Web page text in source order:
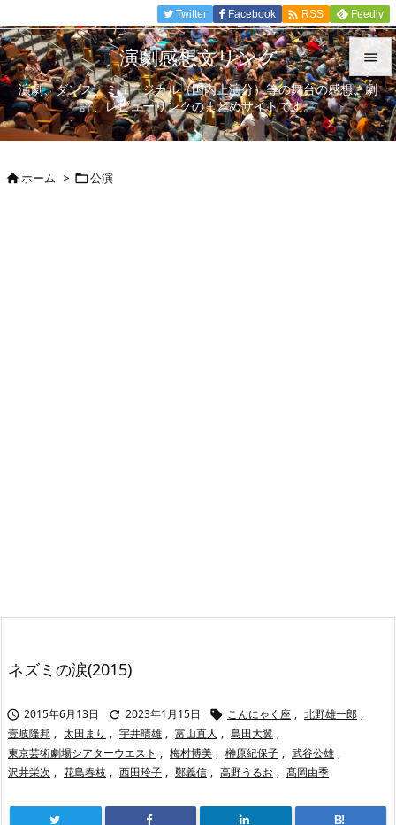


メニュ

Twitter Facebook  RSS Feedly
演劇感想文リンク
演劇、ダンス、ミュージカル（国内上演分）等の舞台の感想、劇
評、レビューリンクのまとめサイトです。
ホーム > 公演
ネズミの涙(2015)
 2015年6月13日  2023年1月15日  こんにゃく座 , 北野雄一郎 ,
壹岐隆邦 , 太田まり , 宇井晴雄 , 富山直人 , 島田大翼 ,
東京芸術劇場シアターウエスト , 梅村博美 , 榊原紀保子 , 武谷公雄 ,
沢井栄次 , 花島春枝 , 西田玲子 , 鄭義信 , 高野うるお , 髙岡由季
B!